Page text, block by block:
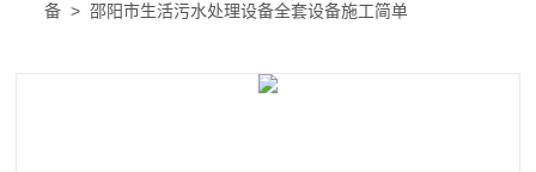
备 > 邵阳市生活污水处理设备全套设备施工简单